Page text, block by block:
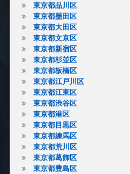
東京都品川区
東京都墨田区
東京都大田区
東京都文京区
東京都新宿区
東京都杉並区
東京都板橋区
東京都江戸川区
東京都江東区
東京都渋谷区
東京都港区
東京都目黒区
東京都練馬区
東京都荒川区
東京都葛飾区
東京都豊島区